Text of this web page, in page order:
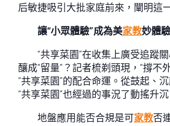
后敏捷吸引大批家庭前來，闡明這
讓“小眾體驗”成為美家教妙體驗
“共享菜園”在收集上廣受追蹤
釀成“留量”？記者梳剃頭現，“撐不
“共享菜園”的配合命運。從鼓起、
“共享菜園”也經過的事況了動搖升沉
地盤應用能否合規是可家教否